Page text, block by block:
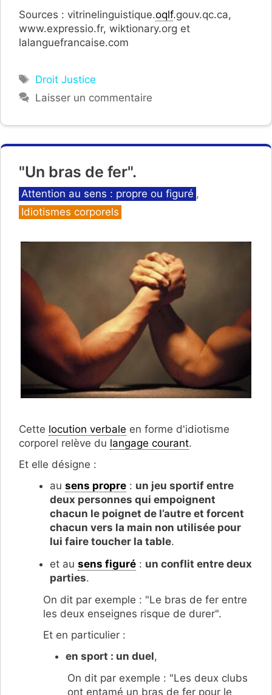
Sources : vitrinelinguistique.oqlf.gouv.qc.ca,
www.expressio.fr, wiktionary.org et
lalanguefrancaise.com
Étiquettes
Droit Justice
Laisser un commentaire
"Un bras de fer".
Catégories
Attention au sens : propre ou figuré ,
Idiotismes corporels
Cette locution verbale en forme d'idiotisme
corporel relève du langage courant.
Et elle désigne :
au sens propre : un jeu sportif entre
deux personnes qui empoignent
chacun le poignet de l’autre et forcent
chacun vers la main non utilisée pour
lui faire toucher la table.
et au sens figuré : un conflit entre deux
parties.
On dit par exemple : "Le bras de fer entre
les deux enseignes risque de durer".
Et en particulier :
en sport : un duel,
On dit par exemple : "Les deux clubs
ont entamé un bras de fer pour le